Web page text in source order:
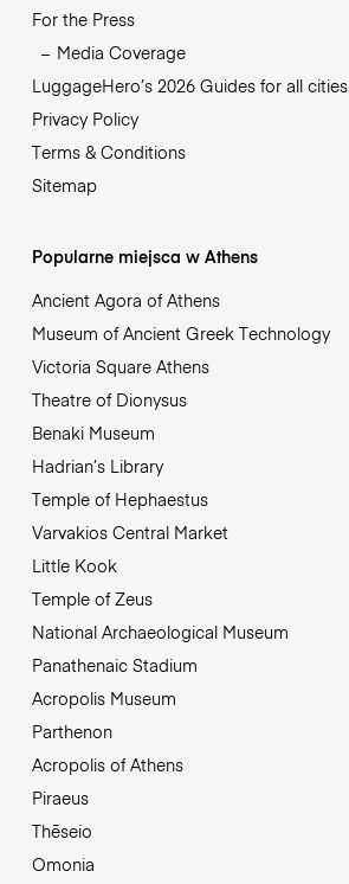
For the Press
Media Coverage
LuggageHero’s 2026 Guides for all cities
Privacy Policy
Terms & Conditions
Sitemap
Popularne miejsca w Athens
Ancient Agora of Athens
Museum of Ancient Greek Technology
Victoria Square Athens
Theatre of Dionysus
Benaki Museum
Hadrian’s Library
Temple of Hephaestus
Varvakios Central Market
Little Kook
Temple of Zeus
National Archaeological Museum
Panathenaic Stadium
Acropolis Museum
Parthenon
Acropolis of Athens
Piraeus
Thēseio
Omonia